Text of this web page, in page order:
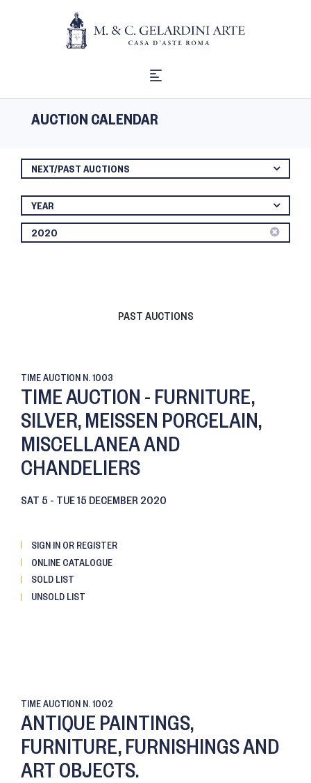
AUCTION CALENDAR
NEXT/PAST AUCTIONS
YEAR
2020
PAST AUCTIONS
TIME AUCTION N. 1003
TIME AUCTION - FURNITURE,
SILVER, MEISSEN PORCELAIN,
MISCELLANEA AND
CHANDELIERS
SAT 5 - TUE15 DECEMBER 2020
SIGN IN OR REGISTER
ONLINE CATALOGUE
SOLD LIST
UNSOLD LIST
TIME AUCTION N. 1002
ANTIQUE PAINTINGS,
FURNITURE, FURNISHINGS AND
ART OBJECTS.